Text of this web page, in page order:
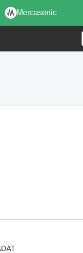
Mercasonic